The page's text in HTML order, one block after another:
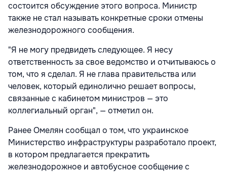
состоится обсуждение этого вопроса. Министр
также не стал называть конкретные сроки отмены
железнодорожного сообщения.
"Я не могу предвидеть следующее. Я несу
ответственность за свое ведомство и отчитываюсь о
том, что я сделал. Я не глава правительства или
человек, который единолично решает вопросы,
связанные с кабинетом министров — это
коллегиальный орган", — отметил он.
Ранее Омелян сообщал о том, что украинское
Министерство инфраструктуры разработало проект,
в котором предлагается прекратить
железнодорожное и автобусное сообщение с